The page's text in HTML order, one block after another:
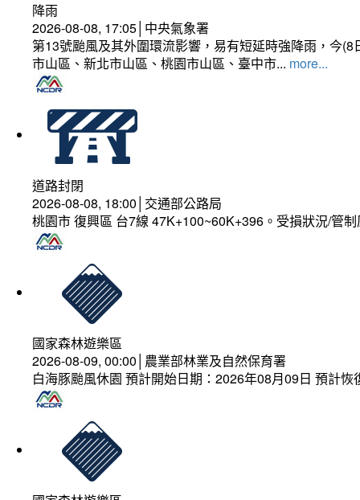
降雨
2026-08-08, 17:05│中央氣象署
第13號颱風及其外圍環流影響，易有短延時強降雨，今
市山區、新北市山區、桃園市山區、臺中市... more...
道路封閉
2026-08-08, 18:00│交通部公路局
桃園市 復興區 台7線 47K+100~60K+396。受損狀況/管
國家森林遊樂區
2026-08-09, 00:00│農業部林業及自然保育署
白海豚颱風休園 預計開始日期：2026年08月09日 預計